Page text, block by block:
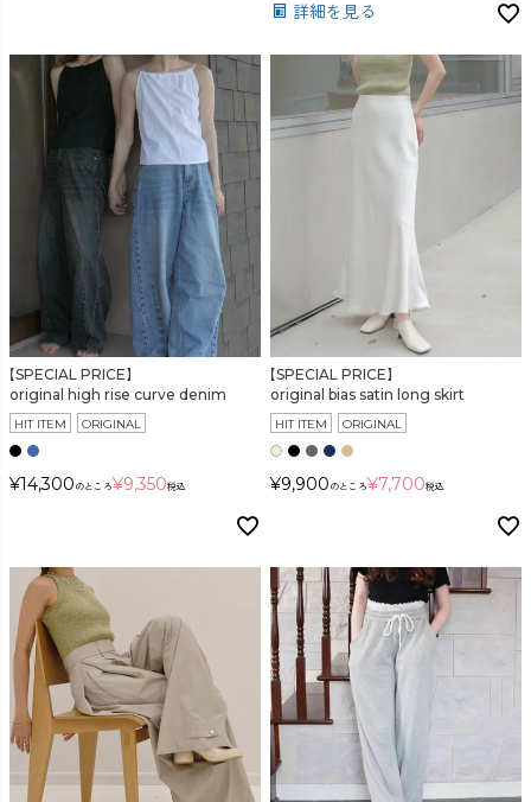
詳細を見る
【SPECIAL PRICE】
original high rise curve denim
HIT ITEM ORIGINAL
¥14,300 のところ¥9,350税込
【SPECIAL PRICE】
original bias satin long skirt
HIT ITEM ORIGINAL
¥9,900 のところ¥7,700税込